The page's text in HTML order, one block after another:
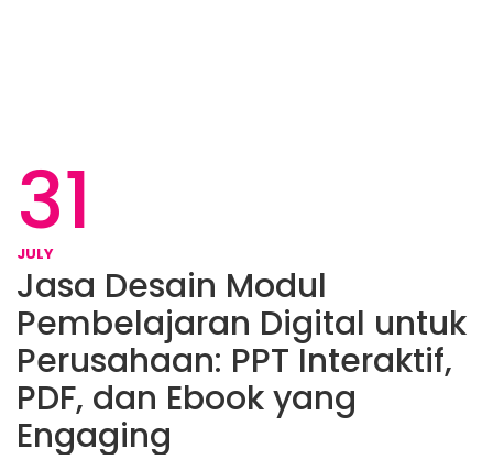
31
JULY
Jasa Desain Modul
Pembelajaran Digital untuk
Perusahaan: PPT Interaktif,
PDF, dan Ebook yang
Engaging